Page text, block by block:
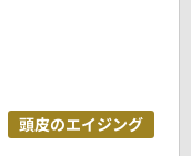
頭皮のエイジング